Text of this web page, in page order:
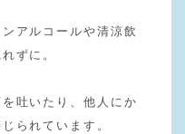
アルコールや清涼飲
ずに。
吐いたり、他人にか
られています。